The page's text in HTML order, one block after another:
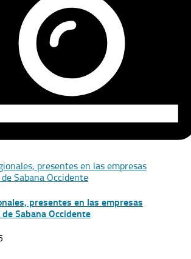
presentes en las empresas
Sabana Occidente